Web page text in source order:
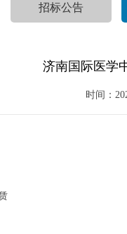
招标公告
济南国际医学
时间：